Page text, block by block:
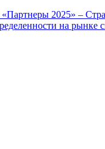
2025» –
на рынке